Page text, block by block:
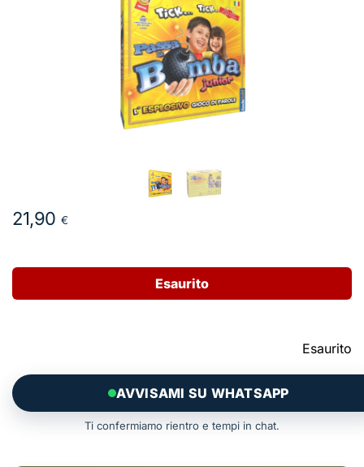
21,90 €
Esaurito
Esaurito
AVVISAMI SU WHATSAPP
Ti confermiamo rientro e tempi in chat.